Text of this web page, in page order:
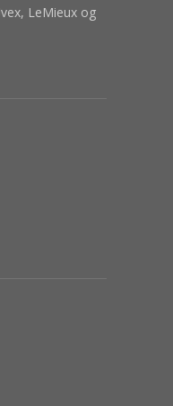
LeMieux og